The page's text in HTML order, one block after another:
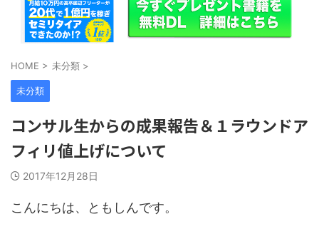
HOME > 未分類 >
未分類
コンサル生からの成果報告＆１ラウンドア
フィリ値上げについて
2017年12月28日
こんにちは、ともしんです。